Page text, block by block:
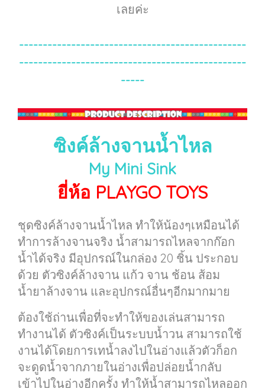
เลยค่ะ
------------------------------------------------
------------------------------------------------
-----
ซิงค์ล้างจานน้ำไหล
My Mini Sink
ยี่ห้อ PLAYGO TOYS
ชุดซิงค์ล้างจานน้ำไหล ทำให้น้องๆเหมือนได้
ทำการล้างจานจริง น้ำสามารถไหลจากก๊อก
น้ำได้จริง มีอุปกรณ์ในกล่อง 20 ชิ้น ประกอบ
ด้วย ตัวซิงค์ล้างจาน แก้ว จาน ช้อน ส้อม
น้ำยาล้างจาน และอุปกรณ์อื่นๆอีกมากมาย
ต้องใช้ถ่านเพื่อที่จะทำให้ของเล่นสามารถ
ทำงานได้ ตัวซิงค์เป็นระบบน้ำวน สามารถใช้
งานได้โดยการเทน้ำลงไปในอ่างแล้วตัวก็อก
จะดูดน้ำจากภายในอ่างเพื่อปล่อยน้ำกลับ
เข้าไปในอ่างอีกครั้ง ทำให้น้ำสามารถไหลออก